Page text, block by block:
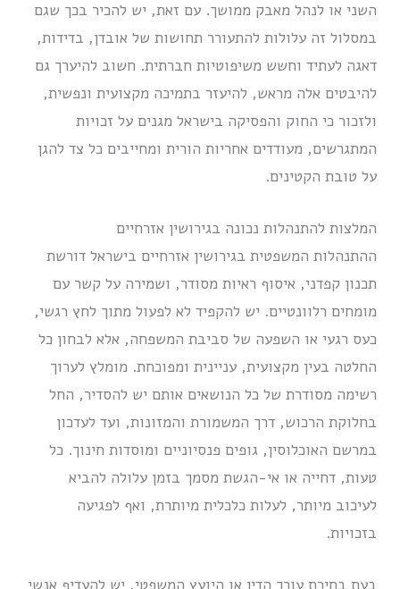
השני או לנהל מאבק ממושך. עם זאת, יש להכיר בכך שגם
במסלול זה עלולות להתעורר תחושות של אובדן, בדידות,
דאגה לעתיד וחשש משיפוטיות חברתית. חשוב להיערך גם
להיבטים אלה מראש, להיעזר בתמיכה מקצועית ונפשית,
ולזכור כי החוק והפסיקה בישראל מגנים על זכויות
המתגרשים, מעודדים אחריות הורית ומחייבים כל צד להגן
על טובת הקטינים.
המלצות להתנהלות נכונה בגירושין אזרחיים
ההתנהלות המשפטית בגירושין אזרחיים בישראל דורשת
תכנון קפדני, איסוף ראיות מסודר, ושמירה על קשר עם
מומחים רלוונטיים. יש להקפיד לא לפעול מתוך לחץ רגשי,
כעס רגעי או השפעה של סביבת המשפחה, אלא לבחון כל
החלטה בעין מקצועית, עניינית ומפוכחת. מומלץ לערוך
רשימה מסודרת של כל הנושאים אותם יש להסדיר, החל
בחלוקת הרכוש, דרך המשמורת והמזונות, ועד לעדכון
במרשם האוכלוסין, גופים פנסיוניים ומוסדות חינוך. כל
טעות, דחייה או אי-הגשת מסמך בזמן עלולה להביא
לעיכוב מיותר, לעלות כלכלית מיותרת, ואף לפגיעה
בזכויות.